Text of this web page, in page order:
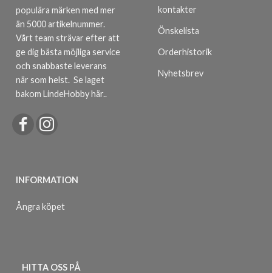
populära märken med mer
än 5000 artikelnummer.
Vårt team strävar efter att
ge dig bästa möjliga service
och snabbaste leverans
när som helst. Se laget
bakom LindeHobby här..
INFORMATION
Ångra köpet
kontakter
Önskelista
Orderhistorik
Nyhetsbrev
HITTA OSS PÅ